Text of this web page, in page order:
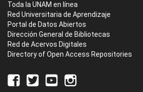
Toda la UNAM en línea
Red Universitaria de Aprendizaje
Portal de Datos Abiertos
Dirección General de Bibliotecas
Red de Acervos Digitales
Directory of Open Access Repositories